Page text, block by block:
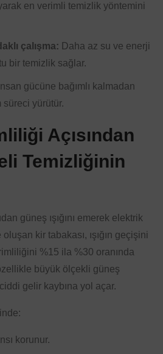
en verimli temizlik yöntemini
çalışma: Daha az su ve enerji
bir temizlik sağlar.
gücüne bağımlı kalmadan
süreci yürütür.
Açısından
Temizliğinin
güneş ışığını emerek elektrik
kir tabakası, ışığın geçişini
%15 ila %30 oranında
büyük ölçekli güneş
gelir kaybına yol açar.
korunur.